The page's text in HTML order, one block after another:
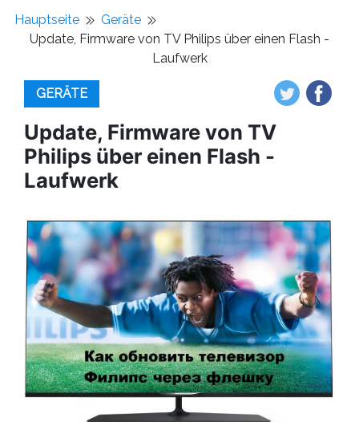
Hauptseite
Geräte
Update, Firmware von TV Philips über einen Flash -
Laufwerk
GERÄTE
Update, Firmware von TV
Philips über einen Flash -
Laufwerk